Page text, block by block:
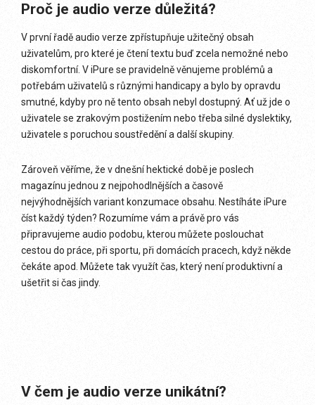
Proč je audio verze důležitá?
V první řadě audio verze zpřístupňuje užitečný obsah
uživatelům, pro které je čtení textu buď zcela nemožné nebo
diskomfortní. V iPure se pravidelně věnujeme problémů a
potřebám uživatelů s různými handicapy a bylo by opravdu
smutné, kdyby pro ně tento obsah nebyl dostupný. Ať už jde o
uživatele se zrakovým postižením nebo třeba silné dyslektiky,
uživatele s poruchou soustředění a další skupiny.
Zároveň věříme, že v dnešní hektické době je poslech
magazínu jednou z nejpohodlnějších a časově
nejvýhodnějších variant konzumace obsahu. Nestíháte iPure
číst každý týden? Rozumíme vám a právě pro vás
připravujeme audio podobu, kterou můžete poslouchat
cestou do práce, při sportu, při domácích pracech, když někde
čekáte apod. Můžete tak využít čas, který není produktivní a
ušetřit si čas jindy.
V čem je audio verze unikátní?